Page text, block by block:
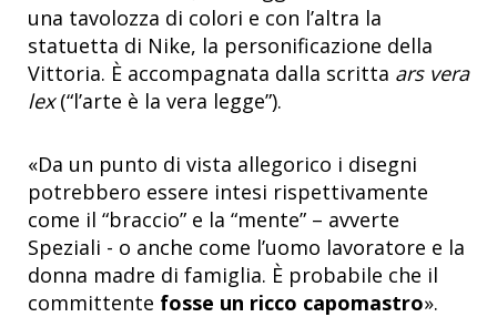
una tavolozza di colori e con l’altra la
statuetta di Nike, la personificazione della
Vittoria. È accompagnata dalla scritta ars vera
lex(“l’arte è la vera legge”).
«Da un punto di vista allegorico i disegni
potrebbero essere intesi rispettivamente
come il “braccio” e la “mente” – avverte
Speziali - o anche come l’uomo lavoratore e la
donna madre di famiglia. È probabile che il
committente fosse un ricco capomastro».